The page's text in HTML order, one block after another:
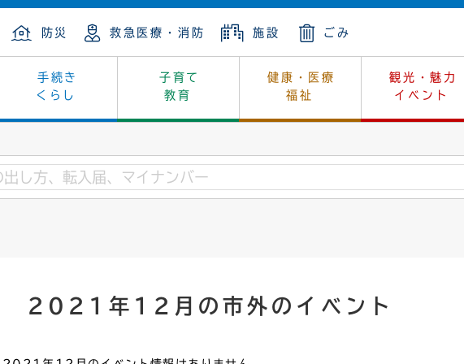
防災 救急医療・消防 施設 ごみ
手続き
くらし
子育て
教育
健康・医療
福祉
観光・魅力
イベント
保険・年金 上下水道
墓地・斎場 消費生活
戸籍謄本・抄本 住所変更
教育 生涯学習
学級閉鎖 幼稚園一覧
福祉 休日当番医
保健所
文化財 レジャー・スポーツ
はじめよう、ハマライフ
カーボンニュートラル 土地
福祉・介護 環境対策
庁舎案内 市長の部屋
統計 選挙
情報公開・個人情報 監査
2021年12月の市外のイベント